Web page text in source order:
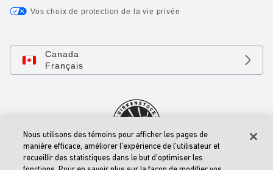
Vos choix de protection de la vie privée
Canada
Français
© 2026 BIRKENSTOCK Digital GMBH
Nous utilisons des témoins pour afficher les pages de
manière efficace, améliorer l’expérience de l’utilisateur et
recueillir des statistiques dans le but d’optimiser les